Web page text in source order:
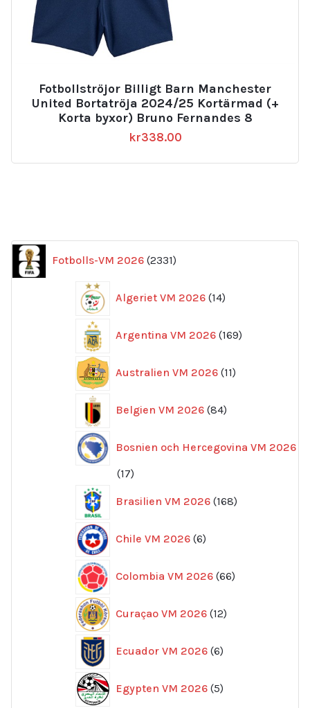
Fotbollströjor Billigt Barn Manchester
United Bortatröja 2024/25 Kortärmad (+
Korta byxor) Bruno Fernandes 8
kr338.00
Fotbolls-VM 2026 2331
produkter
Algeriet VM 2026 14
produkter
Argentina VM 2026 169
produkter
Australien VM 2026 11
produkter
Belgien VM 2026 84
produkter
Bosnien och Hercegovina VM 2026
1717
Brasilien VM 2026 168
produkter
Chile VM 2026 6
produkter
Colombia VM 2026 66
produkter
Curaçao VM 2026 12
produkter
Ecuador VM 2026 6
produkter
Egypten VM 2026 5
produkter